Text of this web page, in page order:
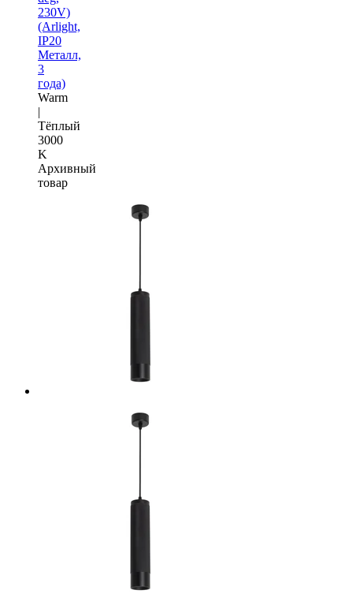
230V)
(Arlight,
IP20
Металл,
3
года)
Warm
|
Тёплый
3000
K
Архивный
товар